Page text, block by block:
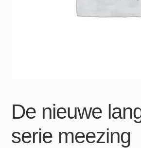
De nieuwe
serie meezing